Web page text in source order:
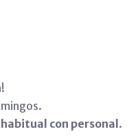
con personal.